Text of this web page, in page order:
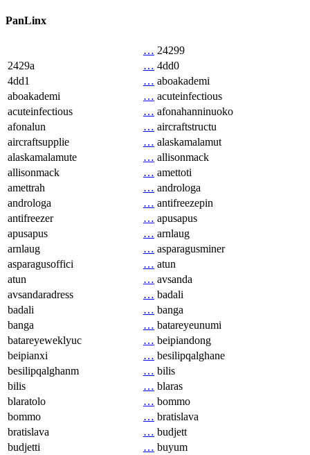
PanLinx
… 24299
2429a
… 4dd0
4dd1
… aboakademi
aboakademi
… acuteinfectious
acuteinfectious
… afonahanninuoko
afonalun
… aircraftstructu
aircraftsupplie
… alaskamalamut
alaskamalamute
… allisonmack
allisonmack
… amettoti
amettrah
… androloga
androloga
… antifreezepin
antifreezer
… apusapus
apusapus
… arnlaug
arnlaug
… asparagusminer
asparagusoffici
… atun
atun
… avsanda
avsandaradress
… badali
badali
… banga
banga
… batareyeunumi
batareyeweklyuc
… beipiandong
beipianxi
… besilipqalghane
besilipqalghanm
… bilis
bilis
… blaras
blaratolo
… bommo
bommo
… bratislava
bratislava
… budjett
budjetti
… buyum